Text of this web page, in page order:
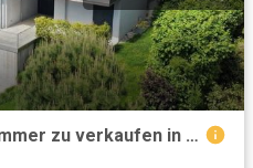
Luxus Haus mit 5 Schlafzimmer zu verkaufen in Lausanne, Kanton Waadt